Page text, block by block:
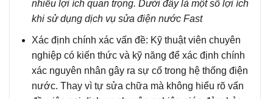
nhiều lợi ích quan trọng. Dưới đây là một số lợi ích
khi sử dụng dịch vụ sửa điện nước Fast
Xác định chính xác vấn đề: Kỹ thuật viên chuyên
nghiệp có kiến thức và kỹ năng để xác định chính
xác nguyên nhân gây ra sự cố trong hệ thống điện
nước. Thay vì tự sửa chữa mà không hiểu rõ vấn